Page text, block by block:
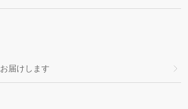
届けします